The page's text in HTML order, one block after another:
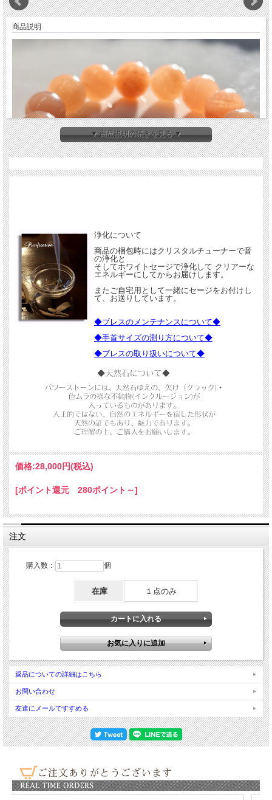
商品説明
優しいオレンジ色の光をまとったオレンジクォーツをベースに、
アクアマリン、オレンジムーンストーンを組み合わせた
LUMINAはラテン語で「光」。
幸せを遠ざけてしまう心の壁を優しく解きほぐしながら、
柔らかな色彩と透明感が美しく調和した、
見ているだけでも心が温かくなる一本です。
ぜひその優しい輝きをお楽しみくださいませ。
1点のみのご紹介です★
***オレンジクォーツ*ラベンダーアメジスト*アクアマリン*オレンジムーンストー
過去の経験や傷ついた記憶は、
気づかないうちに心の壁となり、
愛や幸せを受け取ることをためらわせてしまうことがあります。
これは、心を優しく解きほぐし、
愛や幸せを受け取るための光を灯すブレス。
オレンジクォーツの明るさと前向きなエネルギー、
▼ 商品説明の続きを見る ▼
浄化について
商品の梱包時にはクリスタルチューナーで音
の浄化と
そしてホワイトセージで浄化して クリアーな
エネルギーにしてからお届けします。
またご自宅用として一緒にセージをお付けし
て、お送りしています。
◆ブレスのメンテナンスについて◆
◆手首サイズの測り方について◆
◆ブレスの取り扱いについて◆
価格:28,000円(税込)
[ポイント還元 280ポイント～]
注文
購入数： 個
在庫 １点のみ
返品についての詳細はこちら
お問い合わせ
友達にメールですすめる